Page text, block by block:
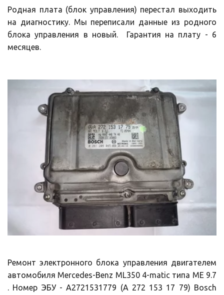
Родная плата (блок управления) перестал выходить
на диагностику. Мы переписали данные из родного
блока управления в новый. Гарантия на плату - 6
месяцев.
Ремонт электронного блока управления двигателем
автомобиля Mercedes-Benz ML350 4-matic типа ME 9.7
. Номер ЭБУ - A2721531779 (A 272 153 17 79) Bosch